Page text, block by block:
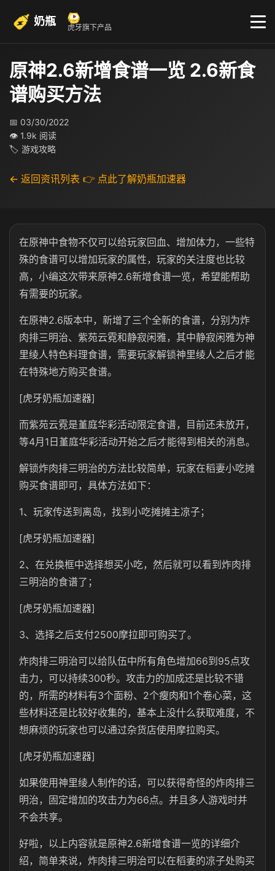
奶瓶 虎牙旗下产品
原神2.6新增食谱一览 2.6新食
谱购买方法
📅 03/30/2022
👁 1.9k 阅读
🏷 游戏攻略
← 返回资讯列表 👉 点此了解奶瓶加速器
在原神中食物不仅可以给玩家回血、增加体力，一些特
殊的食谱可以增加玩家的属性，玩家的关注度也比较
高，小编这次带来原神2.6新增食谱一览，希望能帮助
有需要的玩家。
在原神2.6版本中，新增了三个全新的食谱，分别为炸
肉排三明治、紫苑云霓和静寂闲雅，其中静寂闲雅为神
里绫人特色料理食谱，需要玩家解锁神里绫人之后才能
在特殊地方购买食谱。
[虎牙奶瓶加速器]
而紫苑云霓是堇庭华彩活动限定食谱，目前还未放开，
等4月1日堇庭华彩活动开始之后才能得到相关的消息。
解锁炸肉排三明治的方法比较简单，玩家在稻妻小吃摊
购买食谱即可，具体方法如下：
1、玩家传送到离岛，找到小吃摊摊主凉子；
[虎牙奶瓶加速器]
2、在兑换框中选择想买小吃，然后就可以看到炸肉排
三明治的食谱了；
[虎牙奶瓶加速器]
3、选择之后支付2500摩拉即可购买了。
炸肉排三明治可以给队伍中所有角色增加66到95点攻
击力，可以持续300秒。攻击力的加成还是比较不错
的，所需的材料有3个面粉、2个瘦肉和1个卷心菜，这
些材料还是比较好收集的，基本上没什么获取难度，不
想麻烦的玩家也可以通过杂货店使用摩拉购买。
[虎牙奶瓶加速器]
如果使用神里绫人制作的话，可以获得奇怪的炸肉排三
明治，固定增加的攻击力为66点。并且多人游戏时并
不会共享。
好啦，以上内容就是原神2.6新增食谱一览的详细介
绍，简单来说，炸肉排三明治可以在稻妻的凉子处购买